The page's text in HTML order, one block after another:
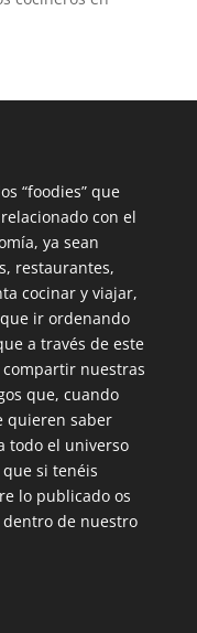
“foodies” que
con el
ya sean
restaurantes,
cocinar y viajar,
ir ordenando
a través de este
nuestras
que, cuando
quieren saber
todo el universo
si tenéis
lo publicado os
de nuestro